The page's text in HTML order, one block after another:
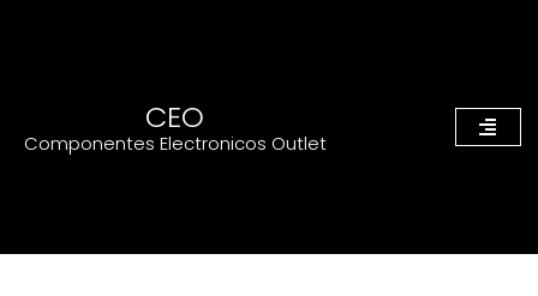
CEO
Componentes Electronicos Outlet